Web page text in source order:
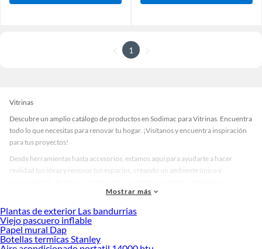
1
Vitrinas
Descubre un amplio catálogo de productos en Sodimac para Vitrinas. Encuentra
todo lo que necesitas para renovar tu hogar. ¡Visítanos y encuentra inspiración
para tus proyectos!
Desde herramientas hasta accesorios, estamos aquí para ayudarte a hacer
realidad tus ideas y renovar tus espacios, creando un ambiente único y
accesorios de calidad que te ayudarán a crear un espacio más tú.
Desde remodelaciones hasta proyectos de decoración, estamos aquí para hacer
tus ideas realidad. ¡Visítanos y encuentra todo lo que tenemos para ofrecerte en
Vitrinas!
Mostrar más
Plantas de exterior Las bandurrias
Viejo pascuero inflable
Papel mural Dap
Botellas termicas Stanley